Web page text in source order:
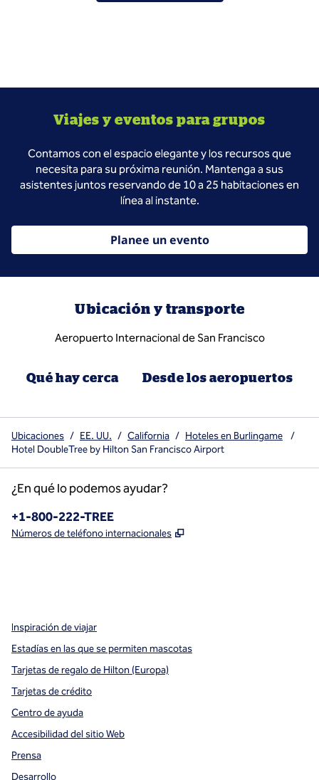
Viajes y eventos para grupos
Contamos con el espacio elegante y los recursos que
necesita para su próxima reunión. Mantenga a sus
asistentes juntos reservando de 10 a 25 habitaciones en
línea al instante.
Planee un evento
Ubicación y transporte
Aeropuerto Internacional de San Francisco
Qué hay cerca Desde los aeropuertos
Ubicaciones / EE. UU. / California / Hoteles en Burlingame
/
Hotel DoubleTree by Hilton San Francisco Airport
¿En qué lo podemos ayudar?
Teléfono:
+1-800-222-TREE
Números de teléfono internacionales ,
Inspiración de viajar
Estadías en las que se permiten mascotas
Tarjetas de regalo de Hilton (Europa)
Tarjetas de crédito
Centro de ayuda
Accesibilidad del sitio Web
Prensa
Desarrollo